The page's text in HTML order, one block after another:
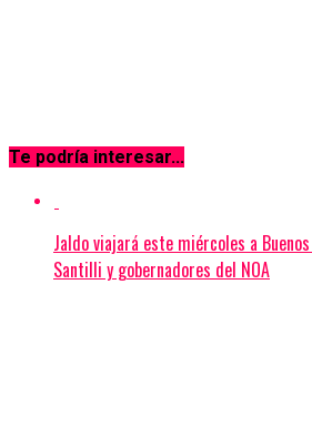
Te podría interesar...
Jaldo viajará este miércoles a
Santilli y gobernadores del NOA